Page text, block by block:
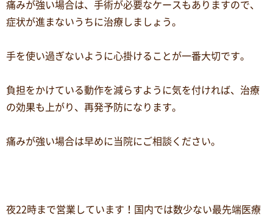
痛みが強い場合は、手術が必要なケースもありますので、
症状が進まないうちに治療しましょう。
手を使い過ぎないように心掛けることが一番大切です。
負担をかけている動作を減らすように気を付ければ、治療
の効果も上がり、再発予防になります。
痛みが強い場合は早めに当院にご相談ください。
夜22時まで営業しています！国内では数少ない最先端医療